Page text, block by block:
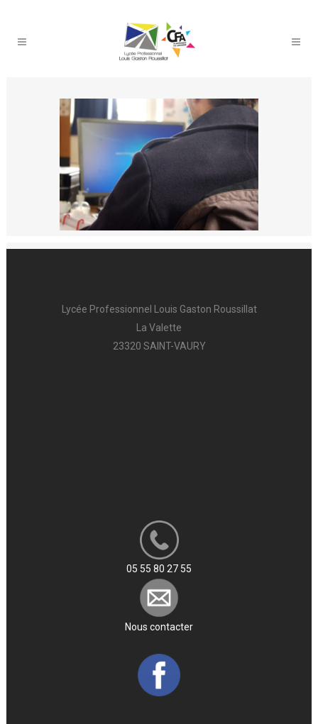
Lycée Professionnel Louis Gaston Roussillat
La Valette
23320 SAINT-VAURY
05 55 80 27 55
Nous contacter